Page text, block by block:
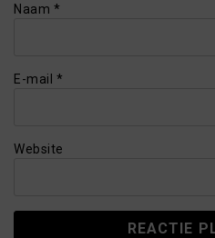
Naam *
E-mail *
Website